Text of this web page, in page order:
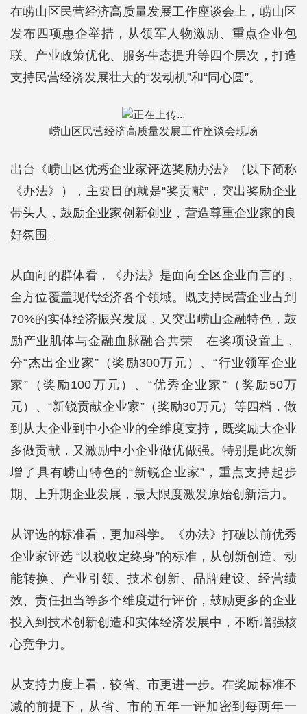
在崂山区民营经济高质量发展工作座谈会上，崂山区
发布四项惠企举措，从领军人物激励、重点企业包
联、产业政策优化、服务生态提升等四个层次，打造
支持民营经济发展壮大的“发动机”和“同心圆”。
崂山区民营经济高质量发展工作座谈会现场
出台《崂山区优秀企业家评选奖励办法》（以下简称
《办法》），主要目的就是“奖贡献”，突出奖励企业
带头人，鼓励企业家创新创业，营造尊重企业家的良
好氛围。
从面向的群体看，《办法》是面向全区企业而言的，
全方位覆盖现代经济各个领域。既支持民营企业占到
70%的实体经济振兴发展，又突出崂山金融特色，鼓
励产业肌体与金融血脉融合共荣。在奖项设置上，
分“杰出企业家”（奖励300万元）、“行业领军企业
家”（奖励100万元）、“优秀企业家”（奖励50万
元）、“新锐贡献企业家”（奖励30万元）等四档，做
到从大企业到中小企业的全维度支持，既奖励大企业
多做贡献，又激励中小企业做优做强。特别是此次新
增了具有崂山特色的“新锐企业家”，重点支持起步
期、上升期企业发展，最大限度激发原始创新活力。
从评选的标准看，更加科学。《办法》打破以前优秀
企业家评选 “以税收定终身”的标准，从创新创造、动
能转换、产业引领、技术创新、品牌建设、经营绩
效、责任担当等多个维度进行评价，鼓励更多的企业
投入到技术创新创造和实体经济发展中，不断增强核
心竞争力。
从支持力度上看，较省、市更进一步。在奖励标准不
减的前提下，从省、市的五年一评加密到每两年一